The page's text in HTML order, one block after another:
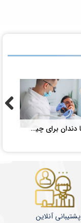
تست سرما دندان برای چیست؟
پشتیبانی آنلاین